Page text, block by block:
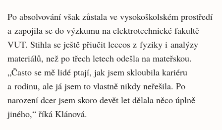
Po absolvování však zůstala ve vysokoškolském prostředí
a zapojila se do výzkumu na elektrotechnické fakultě
VUT. Stihla se ještě přiučit leccos z fyziky i analýzy
materiálů, než po třech letech odešla na mateřskou.
„Často se mě lidé ptají, jak jsem skloubila kariéru
a rodinu, ale já jsem to vlastně nikdy neřešila. Po
narození dcer jsem skoro devět let dělala něco úplně
jiného,“ říká Klánová.